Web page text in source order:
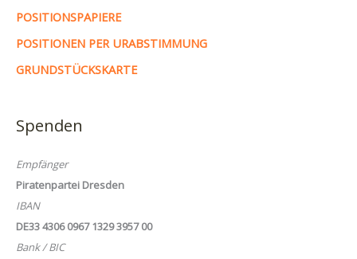
POSITIONSPAPIERE
POSITIONEN PER URABSTIMMUNG
GRUNDSTÜCKSKARTE
Spenden
Empfänger
Piratenpartei Dresden
IBAN
DE33 4306 0967 1329 3957 00
Bank / BIC